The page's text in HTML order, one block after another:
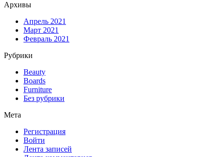
Архивы
Апрель 2021
Март 2021
Февраль 2021
Рубрики
Beauty
Boards
Furniture
Без рубрики
Мета
Регистрация
Войти
Лента записей